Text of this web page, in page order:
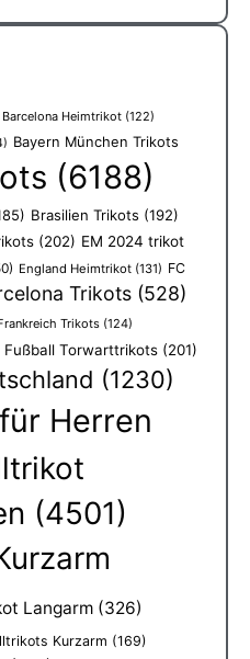
Barcelona Heimtrikot (122)
Bayern München Trikots
(6188)
Brasilien Trikots (192)
(202) EM 2024 trikot
England Heimtrikot (131) FC
Trikots (528)
Trikots (124)
Fußball Torwarttrikots (201)
(1230)
Herren
(4501)
Langarm (326)
Kurzarm (169)